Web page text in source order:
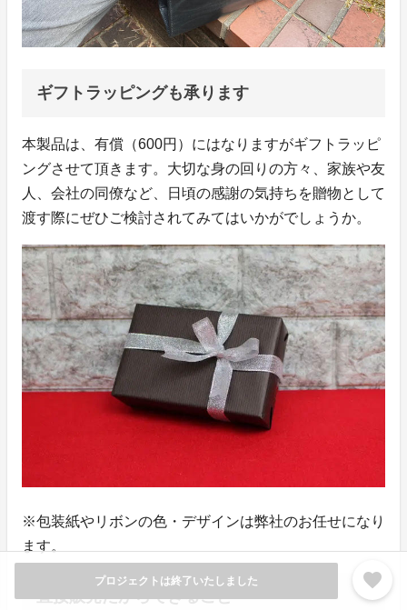
プロジェクトは終了いたしました favorite
ギフトラッピングも承ります
本製品は、有償（600円）にはなりますがギフトラッピ
ングさせて頂きます。大切な身の回りの方々、家族や友
人、会社の同僚など、日頃の感謝の気持ちを贈物として
渡す際にぜひご検討されてみてはいかがでしょうか。
※包装紙やリボンの色・デザインは弊社のお任せになり
ます。
直接販売だからできること